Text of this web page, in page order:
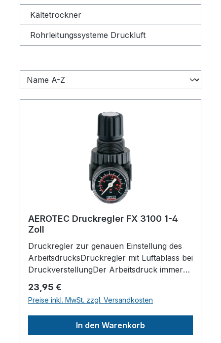
Kältetrockner
Rohrleitungssysteme Druckluft
AEROTEC Druckregler FX 3100 1-4
Zoll
Druckregler zur genauen Einstellung des
ArbeitsdrucksDruckregler mit Luftablass bei
DruckverstellungDer Arbeitsdruck immer
Lieferumfang enthaltenFür jeden
Kompressor
passendLieferumfang:ManometerTechnisch
Regulärer Preis:
23,95 €
Preise inkl. MwSt. zzgl. Versandkosten
In den Warenkorb